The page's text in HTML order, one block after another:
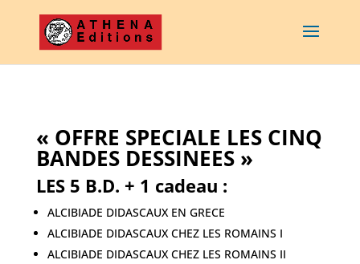
« OFFRE SPECIALE LES CINQ
BANDES DESSINEES »
LES 5 B.D. + 1 cadeau :
ALCIBIADE DIDASCAUX EN GRECE
ALCIBIADE DIDASCAUX CHEZ LES ROMAINS I
ALCIBIADE DIDASCAUX CHEZ LES ROMAINS II